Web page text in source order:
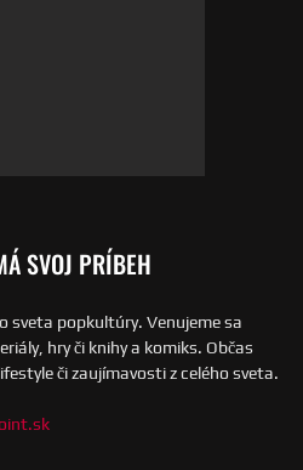
SVOJ PRÍBEH
sveta popkultúry. Venujeme sa
hry či knihy a komiks. Občas
či zaujímavosti z celého sveta.